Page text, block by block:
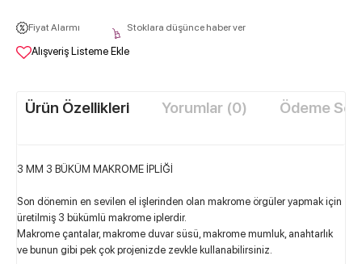
Fiyat Alarmı Stoklara düşünce haber ver
Alışveriş Listeme Ekle
Ürün Özellikleri Yorumlar (0) Ödeme
3 MM 3 BÜKÜM MAKROME İPLİĞİ
Son dönemin en sevilen el işlerinden olan makrome örgüler yapmak için
üretilmiş 3 bükümlü makrome iplerdir.
Makrome çantalar, makrome duvar süsü, makrome mumluk, anahtarlık
ve bunun gibi pek çok projenizde zevkle kullanabilirsiniz.